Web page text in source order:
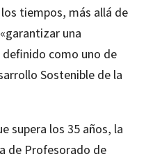
tiempos, más allá de
una
como uno de
Sostenible de la
supera los 35 años, la
de Profesorado de